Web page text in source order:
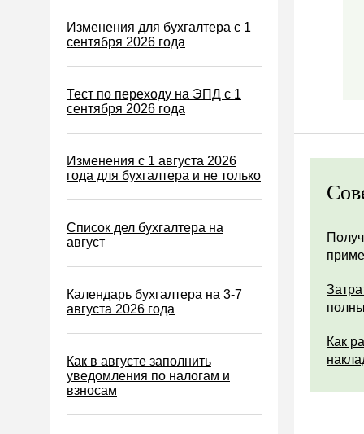
Налог на рекламу
Торговый сбор
Туристический налог
Водный налог
Экологический налог
Налог на игорный бизнес
Акцизы
Возврат и зачет налогов
Налоговые проверки
Ответственность
Статистика
Изменения для бухгалтера с 1
сентября 2026 года
Тест по переходу на ЭПД с 1
сентября 2026 года
Изменения с 1 августа 2026
года для бухгалтера и не только
Список дел бухгалтера на
август
Календарь бухгалтера на 3-7
августа 2026 года
Как в августе заполнить
уведомления по налогам и
взносам
Как